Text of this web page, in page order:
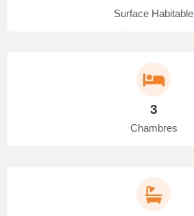
Surface Habitable
3
Chambres